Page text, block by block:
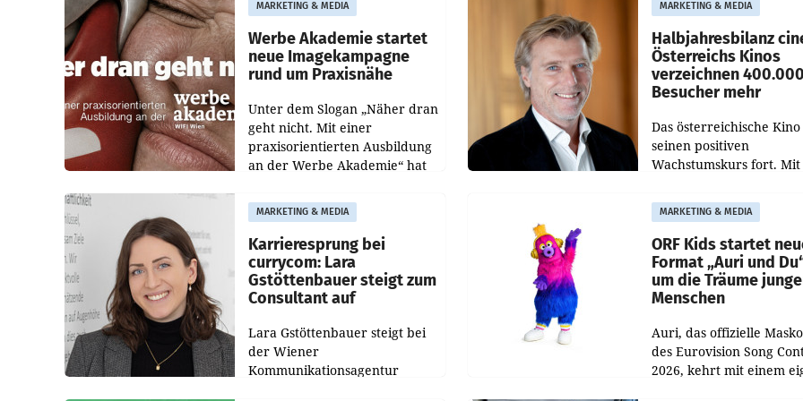
welche Politikerinnen und
Politiker Österreichs die
Richterin setzte den
MARKETING & MEDIA
Werbe Akademie startet
neue Imagekampagne
rund um Praxisnähe
Unter dem Slogan „Näher dran
geht nicht. Mit einer
praxisorientierten Ausbildung
an der Werbe Akademie“ hat
WIFI Wien eine neue
Imagekampagne gestartet.
MARKETING & MEDIA
Halbjahresbilanz
Österreichs Kinos
verzeichnen 400.000
Besucher mehr
Das österreichische Kino
seinen positiven
Wachstumskurs fort.
und Besucher höheren
Nettoreichweite im ersten
Halbjahr 2026
MARKETING & MEDIA
Karrieresprung bei
currycom: Lara
Gstöttenbauer steigt zum
Consultant auf
Lara Gstöttenbauer steigt bei
der Wiener
Kommunikationsagentur
MARKETING & MEDIA
ORF Kids startet
Format „Auri und
um die Träume
Menschen
Auri, das offizielle
des Eurovision Song
2026, kehrt mit einem